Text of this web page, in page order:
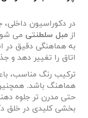
در دکوراسیون
از مبل سلطنتی می
به هماهنگی دقیق در
اتاق را تغییر دهد و
ترکیب رنگ مناسب،
هماهنگ باشد.
حتی مدرن تر جلوه
بخشی کلیدی در خلق